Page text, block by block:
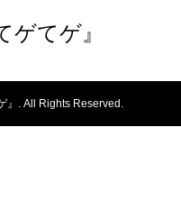
ゲてゲ』
』. All Rights Reserved.